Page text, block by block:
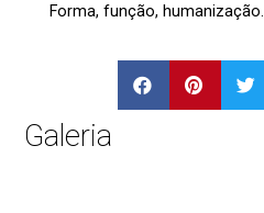
Forma, função, humanização.
Galeria